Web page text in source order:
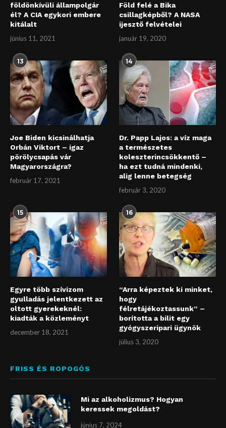
földönkívüli állampolgár
él? A CIA egykori embere
kitálalt
június 11, 2021
Föld felé a Bika
csillagképből? A NASA
ijesztő felvételei
január 19, 2020
13
Joe Biden kicsinálhatja
Orbán Viktort – igaz
pörölycsapás vár
Magyarországra?
február 17, 2021
14
Dr. Papp Lajos: a víz maga
a természetes
koleszterincsökkentő –
ha ezt tudná mindenki,
alig lenne betegség
február 3, 2020
15
Egyre több szívizom
gyulladás jelentkezett az
oltott gyerekeknél:
kiadták a közleményt
december 18, 2021
16
“Arra képeztek ki minket,
hogy
félretájékoztassunk” –
borította a bilit egy
gyógyszeripari ügynök
július 3, 2020
FRISS ÉS ROPOGÓS
Mi az alkoholizmus? Hogyan
keressek megoldást?
június 7, 2024